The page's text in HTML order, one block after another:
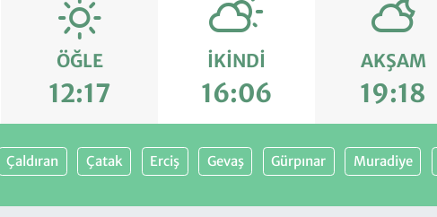
ÖĞLE
12:17
İKINDI
16:06
AKŞAM
19:18
Çaldıran Çatak Erciş Gevaş Gürpınar Muradiye